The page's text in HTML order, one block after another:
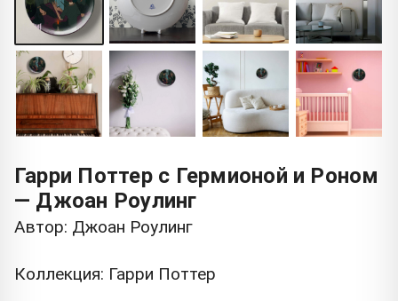
Гарри Поттер с Гермионой и Роном
— Джоан Роулинг
Автор: Джоан Роулинг
Коллекция: Гарри Поттер